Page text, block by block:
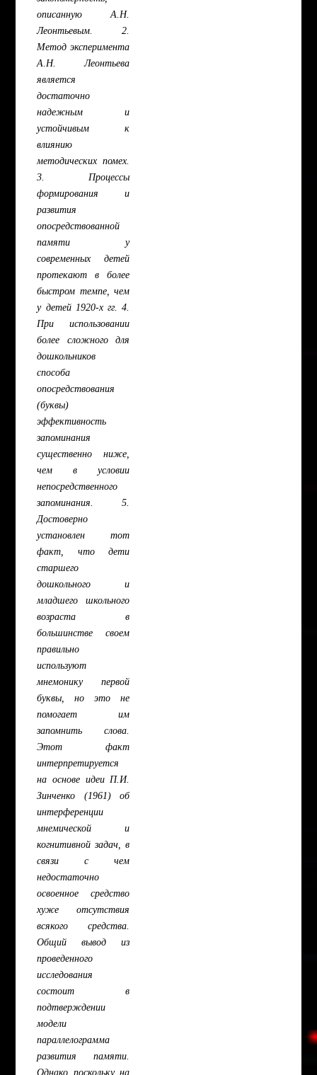
описанную А.Н.
Леонтьевым. 2.
Метод эксперимента
А.Н. Леонтьева
является
достаточно
надежным и
устойчивым к
влиянию
методических помех.
3. Процессы
формирования и
развития
опосредствованной
памяти у
современных детей
протекают в более
быстром темпе, чем
у детей 1920-х гг. 4.
При использовании
более сложного для
дошкольников
способа
опосредствования
(буквы)
эффективность
запоминания
существенно ниже,
чем в условии
непосредственного
запоминания. 5.
Достоверно
установлен тот
факт, что дети
старшего
дошкольного и
младшего школьного
возраста в
большинстве своем
правильно
используют
мнемонику первой
буквы, но это не
помогает им
запомнить слова.
Этот факт
интерпретируется
на основе идеи П.И.
Зинченко (1961) об
интерференции
мнемической и
когнитивной задач, в
связи с чем
недостаточно
освоенное средство
хуже отсутствия
всякого средства.
Общий вывод из
проведенного
исследования
состоит в
подтверждении
модели
параллелограмма
развития памяти.
Однако поскольку на